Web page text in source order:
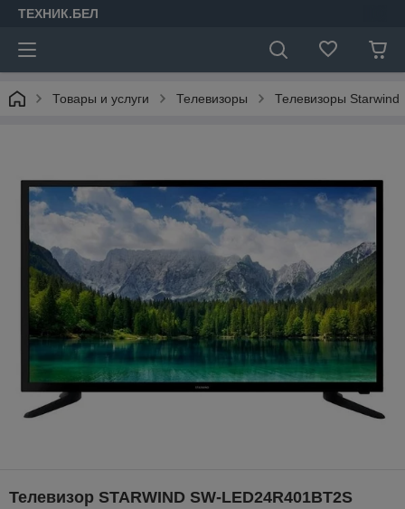
ТЕХНИК.БЕЛ
Товары и услуги Телевизоры Телевизоры Starwind
Телевизор STARWIND SW-LED24R401BT2S